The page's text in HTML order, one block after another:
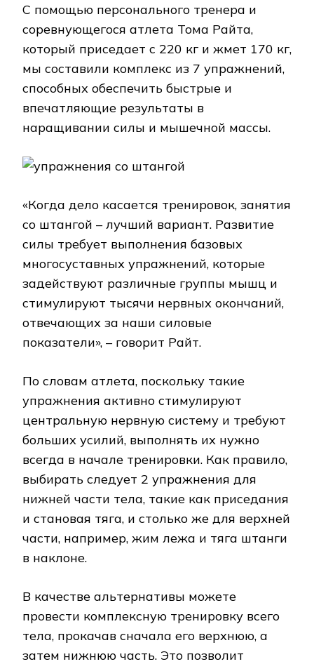
С помощью персонального тренера и
соревнующегося атлета Тома Райта,
который приседает с 220 кг и жмет 170 кг,
мы составили комплекс из 7 упражнений,
способных обеспечить быстрые и
впечатляющие результаты в
наращивании силы и мышечной массы.
«Когда дело касается тренировок, занятия
со штангой – лучший вариант. Развитие
силы требует выполнения базовых
многосуставных упражнений, которые
задействуют различные группы мышц и
стимулируют тысячи нервных окончаний,
отвечающих за наши силовые
показатели», – говорит Райт.
По словам атлета, поскольку такие
упражнения активно стимулируют
центральную нервную систему и требуют
больших усилий, выполнять их нужно
всегда в начале тренировки. Как правило,
выбирать следует 2 упражнения для
нижней части тела, такие как приседания
и становая тяга, и столько же для верхней
части, например, жим лежа и тяга штанги
в наклоне.
В качестве альтернативы можете
провести комплексную тренировку всего
тела, прокачав сначала его верхнюю, а
затем нижнюю часть. Это позволит